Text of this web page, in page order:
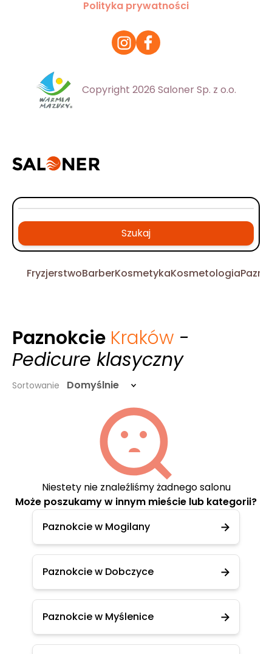
Polityka prywatności
Copyright 2026 Saloner Sp. z o.o.
Szukaj
FryzjerstwoBarberKosmetykaKosmetologia
Paznokcie Kraków -
Pedicure klasyczny
Sortowanie Domyślnie
Niestety nie znaleźliśmy żadnego salonu
Może poszukamy w innym mieście lub kategorii?
Paznokcie w Mogilany
Paznokcie w Dobczyce
Paznokcie w Myślenice